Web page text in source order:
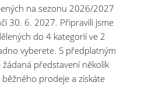
na sezonu 2026/2027
30. 6. 2027. Připravili jsme
do 4 kategorií ve 2
vyberete. S předplatným
představení několik
prodeje a získáte